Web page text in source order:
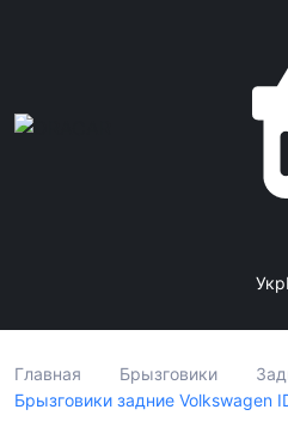
Укр
Главная Брызговики
Брызговики задние Volkswagen